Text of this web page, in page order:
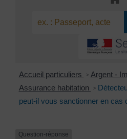
Accueil particuliers > Argent -
Assurance habitation >
peut-il vous sanctionner en cas
Question-réponse